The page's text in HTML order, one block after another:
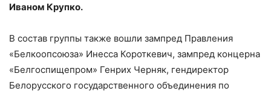
Иваном Крупко.
В состав группы также вошли зампред Правления
«Белкоопсоюза» Инесса Короткевич, зампред концерна
«Белгоспищепром» Генрих Черняк, гендиректор
Белорусского государственного объединения по